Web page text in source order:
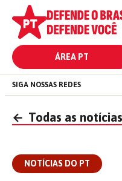
ÁREA PT
SIGA NOSSAS REDES
← Todas as notícias
NOTÍCIAS DO PT